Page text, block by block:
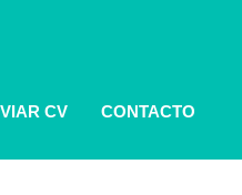
CV CONTACTO